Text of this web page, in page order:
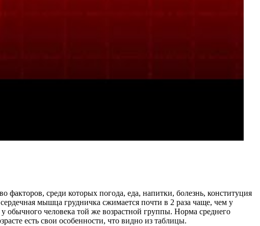
факторов, среди которых погода, еда, напитки, болезнь, конституция
мышца грудничка сжимается почти в 2 раза чаще, чем у
человека той же возрастной группы. Норма среднего
есть свои особенности, что видно из таблицы.